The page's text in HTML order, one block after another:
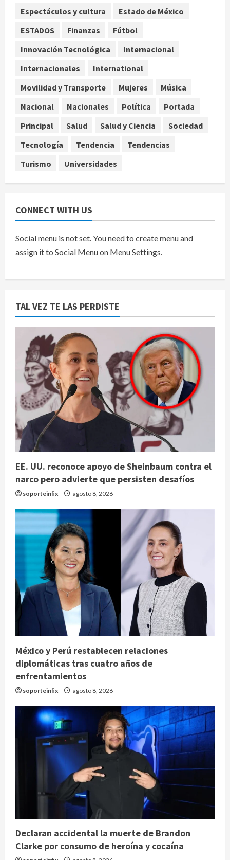
4
Estados Unidos reanuda
aguacate desde México
agosto 8, 2026
Rolex al equipo de Junior H en el
AICM
Espectáculos y cultura
Estado de México
ESTADOS
Finanzas
Fútbol
Innovación Tecnológica
Internacional
Internacionales
International
Movilidad y Transporte
Mujeres
Música
Nacional
Nacionales Política
Portada
Principal
Salud Salud y Ciencia
Sociedad
Tecnología
Tendencia
Tendencias
Turismo
Universidades
CONNECT WITH US
Social menu is not set. You need to create menu and
assign it to Social Menu on Menu Settings.
TAL VEZ TE LAS PERDISTE
EE. UU. reconoce apoyo de Sheinbaum contra el
narco pero advierte que persisten desafíos
soporteinfix agosto 8, 2026
México y Perú restablecen relaciones
diplomáticas tras cuatro años de
enfrentamientos
soporteinfix agosto 8, 2026
Declaran accidental la muerte de Brandon
Clarke por consumo de heroína y cocaína